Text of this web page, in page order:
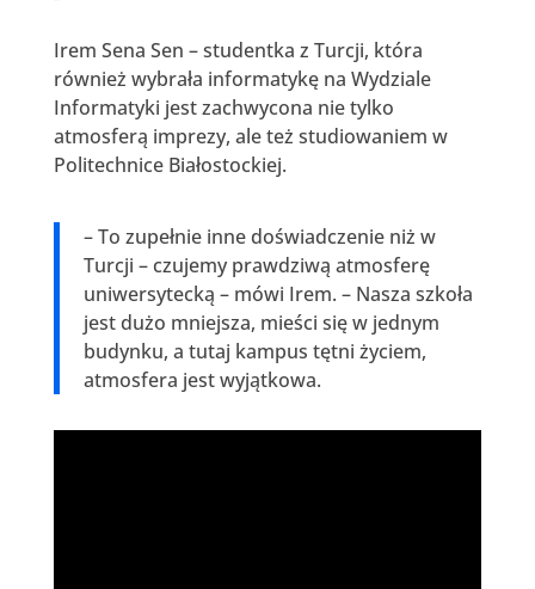
Irem Sena Sen – studentka z Turcji, która
również wybrała informatykę na Wydziale
Informatyki jest zachwycona nie tylko
atmosferą imprezy, ale też studiowaniem w
Politechnice Białostockiej.
– To zupełnie inne doświadczenie niż w
Turcji – czujemy prawdziwą atmosferę
uniwersytecką – mówi Irem. – Nasza szkoła
jest dużo mniejsza, mieści się w jednym
budynku, a tutaj kampus tętni życiem,
atmosfera jest wyjątkowa.